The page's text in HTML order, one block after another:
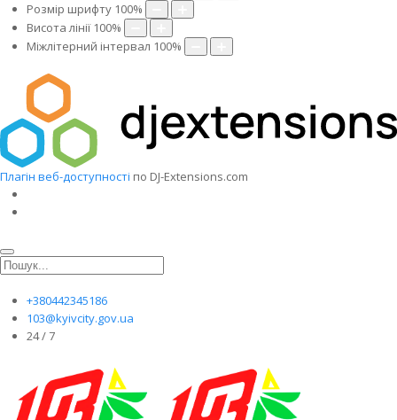
Розмір шрифту 100%
Висота лінії 100%
Міжлітерний інтервал 100%
Плагін веб-доступності по DJ-Extensions.com
+380442345186
103@kyivcity.gov.ua
24 / 7